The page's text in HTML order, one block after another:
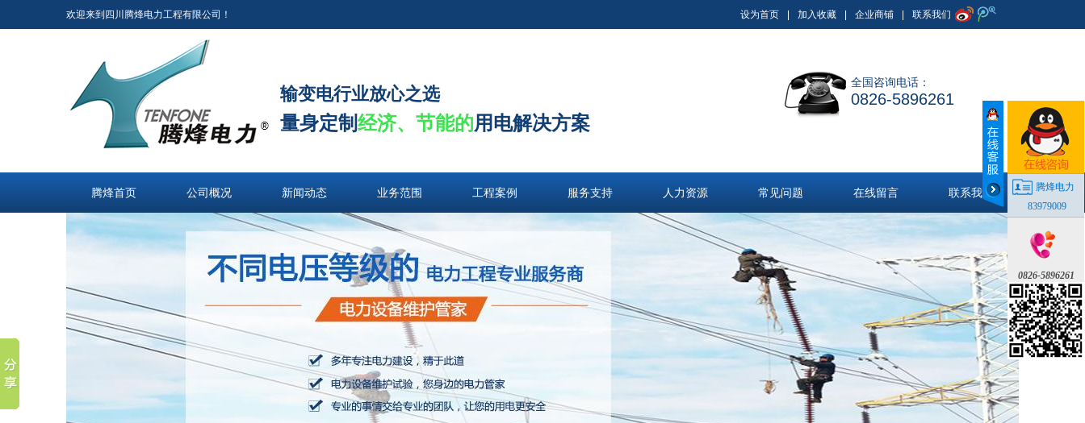
腾烽电力
83979009
0826-5896261
欢迎来到四川腾烽电力工程有限公司！ 设为首页 加入收藏 企业商铺 联系我们
输变电行业放心之选
量身定制经济、节能的用电解决方案
全国咨询电话：
0826-5896261
腾烽首页 公司概况 新闻动态 业务范围 工程案例 服务支持 人力资源 常见问题 在线留言 联系我们